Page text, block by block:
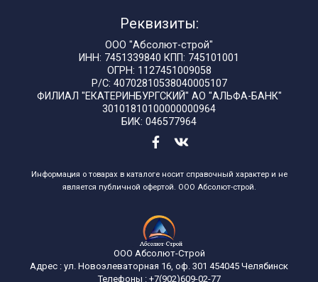
Реквизиты:
ООО "Абсолют-строй"
ИНН: 7451339840 КПП: 745101001
ОГРН: 1127451009058
Р/С: 40702810538040005107
ФИЛИАЛ "ЕКАТЕРИНБУРГСКИЙ" АО "АЛЬФА-БАНК"
30101810100000000964
БИК: 046577964
Информация о товарах в каталоге носит справочный характер и не
является публичной офертой. ООО Абсолют-строй.
ООО Абсолют-Строй
Адрес : ул. Новоэлеваторная 16, оф. 301 454045 Челябинск
Телефоны :+7(902)609-02-77